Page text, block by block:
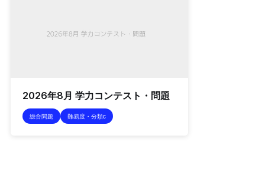
2026年8月 学力コンテスト・問題
総合問題 難易度・分類c